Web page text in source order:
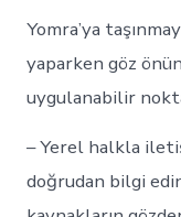
Yomra’ya
yaparken göz
uygulanabilir
– Yerel halkla
doğrudan bilgi